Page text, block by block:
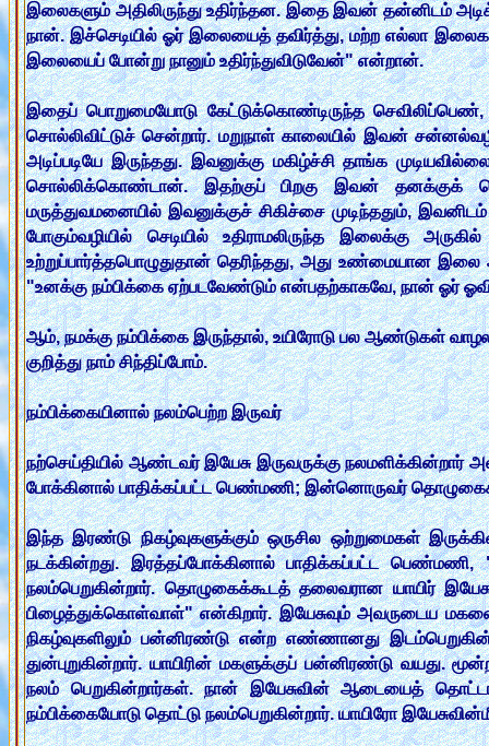
இலைகளும் அதிலிருந்து உதிர்ந்தன. இதை இவன் தன்னிடம்
நான். இச்செடியில் ஓர் இலையைத் தவிர்த்து, மற்ற எல்லா
இலையைப் போன்று நானும் உதிர்ந்துவிடுவேன்" என்றான்.
இதைப் பொறுமையோடு கேட்டுக்கொண்டிருந்த
சொல்லிவிட்டுச் சென்றார். மறுநாள் காலையில் இவன்
அடிப்படியே இருந்தது. இவனுக்கு மகிழ்ச்சி தாங்க
சொல்லிக்கொண்டான். இதற்குப் பிறகு இவன் தனக்குக்
மருத்துவமனையில் இவனுக்குச் சிகிச்சை முடிந்ததும்,
போகும்வழியில் செடியில் உதிராமலிருந்த
உற்றுப்பார்த்தபொழுதுதான் தெரிந்தது, அது உண்மையான
"உனக்கு நம்பிக்கை ஏற்படவேண்டும் என்பதற்காகவே, நான் ஓர்
ஆம், நமக்கு நம்பிக்கை இருந்தால், உயிரோடு பல ஆண்டுகள்
குறித்து நாம் சிந்திப்போம்.
நம்பிக்கையினால் நலம்பெற்ற இருவர்
நற்செய்தியில் ஆண்டவர் இயேசு இருவருக்கு
போக்கினால் பாதிக்கப்பட்ட பெண்மணி; இன்னொருவர்
இந்த இரண்டு நிகழ்வுகளுக்கும் ஒருசில ஒற்றுமைகள்
நடக்கின்றது. இரத்தப்போக்கினால் பாதிக்கப்பட்ட
நலம்பெறுகின்றார். தொழுகைக்கூடத் தலைவரான யாயிர்
பிழைத்துக்கொள்வாள்" என்கிறார். இயேசுவும் அவருடைய
நிகழ்வுகளிலும் பன்னிரண்டு என்ற எண்ணானது
துன்புறுகின்றார். யாயிரின் மகளுக்குப் பன்னிரண்டு வயது.
நலம் பெறுகின்றார்கள். நான் இயேசுவின் ஆடையைத்
நம்பிக்கையோடு தொட்டு நலம்பெறுகின்றார். யாயிரோ